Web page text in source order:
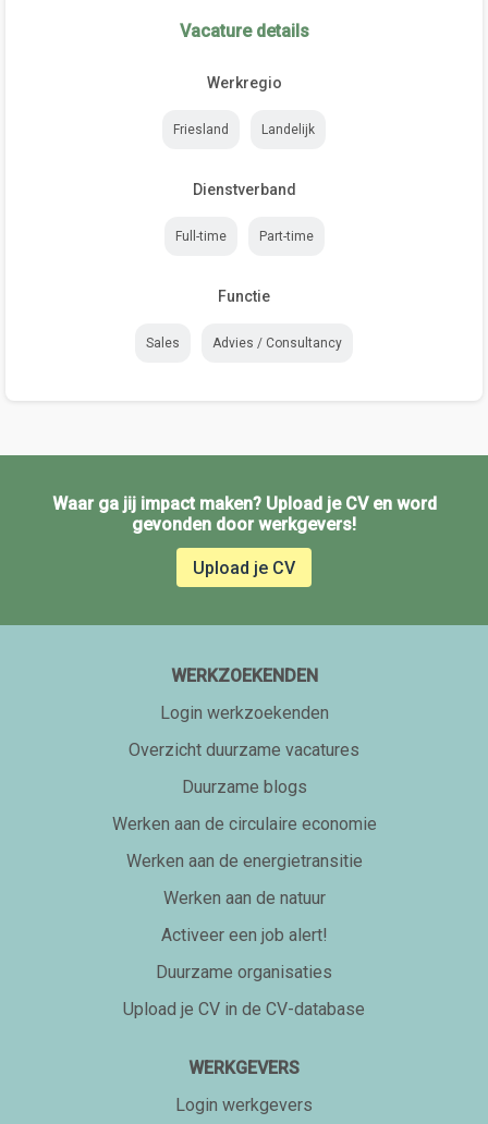
Vacature details
Werkregio
Friesland Landelijk
Dienstverband
Full-time Part-time
Functie
Sales Advies / Consultancy
Waar ga jij impact maken? Upload je CV en word
gevonden door werkgevers!
Upload je CV
WERKZOEKENDEN
Login werkzoekenden
Overzicht duurzame vacatures
Duurzame blogs
Werken aan de circulaire economie
Werken aan de energietransitie
Werken aan de natuur
Activeer een job alert!
Duurzame organisaties
Upload je CV in de CV-database
WERKGEVERS
Login werkgevers